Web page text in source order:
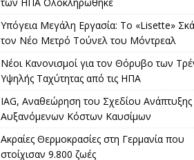
Υπόγεια Μεγάλη Εργασία: Το «Lisette»
τον Νέο Μετρό Τούνελ του Μόντρεαλ
Νέοι Κανονισμοί για τον Θόρυβο των
Υψηλής Ταχύτητας από τις ΗΠΑ
IAG, Αναθεώρηση του Σχεδίου
Αυξανόμενων Κόστων Καυσίμων
Ακραίες Θερμοκρασίες στη Γερμανία που
στοίχισαν 9.800 ζωές